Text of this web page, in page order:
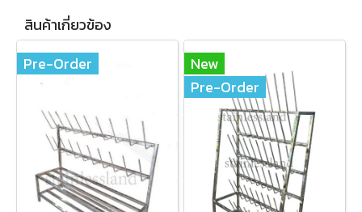
สินค้าเกี่ยวข้อง
Pre-Order
New
Pre-Order